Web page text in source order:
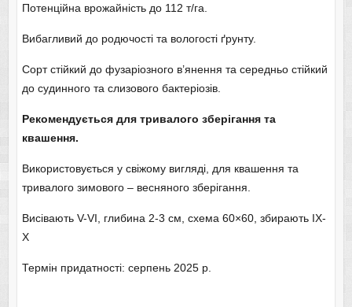
Потенційна врожайність до 112 т/га.
Вибагливий до родючості та вологості ґрунту.
Сорт стійкий до фузаріозного в’янення та середньо стійкий
до судинного та слизового бактеріозів.
Рекомендується для тривалого зберігання та
квашення.
Використовується у свіжому вигляді, для квашення та
тривалого зимового – весняного зберігання.
Висівають V-VI, глибина 2-3 см, схема 60×60, збирають IX-
X
Термін придатності: серпень 2025 р.